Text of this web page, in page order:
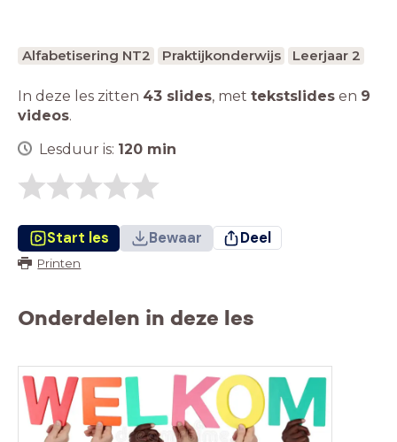
Alfabetisering NT2 Praktijkonderwijs Leerjaar 2
In deze les zitten 43 slides, met tekstslides en 9
videos.
Lesduur is: 120 min
Start les Bewaar Deel
Printen
Onderdelen in deze les